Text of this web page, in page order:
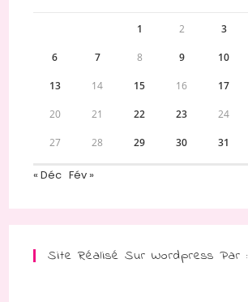
1 2 3
6 7 8 9 10
13 14 15 16 17
20 21 22 23 24
27 28 29 30 31
« Déc Fév »
Site Réalisé Sur Wordpress Par :